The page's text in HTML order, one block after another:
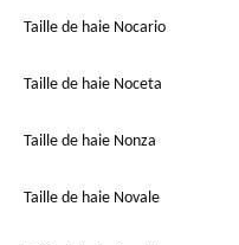
Taille de haie Nocario
Taille de haie Noceta
Taille de haie Nonza
Taille de haie Novale